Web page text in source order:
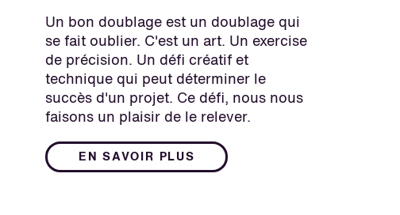
Un bon doublage est un doublage qui
se fait oublier. C'est un art. Un exercise
de précision. Un défi créatif et
technique qui peut déterminer le
succès d'un projet. Ce défi, nous nous
faisons un plaisir de le relever.
EN SAVOIR PLUS